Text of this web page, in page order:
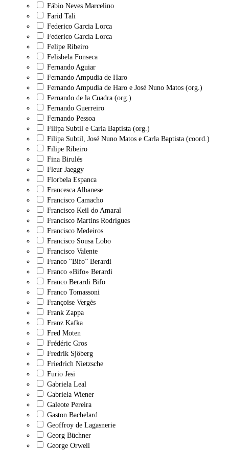
Fábio Neves Marcelino
Farid Tali
Federico Garcia Lorca
Federico García Lorca
Felipe Ribeiro
Felisbela Fonseca
Fernando Aguiar
Fernando Ampudia de Haro
Fernando Ampudia de Haro e José Nuno Matos (org.)
Fernando de la Cuadra (org.)
Fernando Guerreiro
Fernando Pessoa
Filipa Subtil e Carla Baptista (org.)
Filipa Subtil, José Nuno Matos e Carla Baptista (coord.)
Filipe Ribeiro
Fina Birulés
Fleur Jaeggy
Florbela Espanca
Francesca Albanese
Francisco Camacho
Francisco Keil do Amaral
Francisco Martins Rodrigues
Francisco Medeiros
Francisco Sousa Lobo
Francisco Valente
Franco “Bifo” Berardi
Franco «Bifo» Berardi
Franco Berardi Bifo
Franco Tomassoni
Françoise Vergès
Frank Zappa
Franz Kafka
Fred Moten
Frédéric Gros
Fredrik Sjöberg
Friedrich Nietzsche
Furio Jesi
Gabriela Leal
Gabriela Wiener
Galeote Pereira
Gaston Bachelard
Geoffroy de Lagasnerie
Georg Büchner
George Orwell